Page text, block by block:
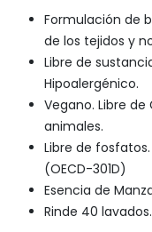
Formulación de
de los tejidos y
Libre de
Hipoalergénico.
Vegano. Libre
animales.
Libre de
(OECD-301D)
Esencia de
Rinde 40 lavados.